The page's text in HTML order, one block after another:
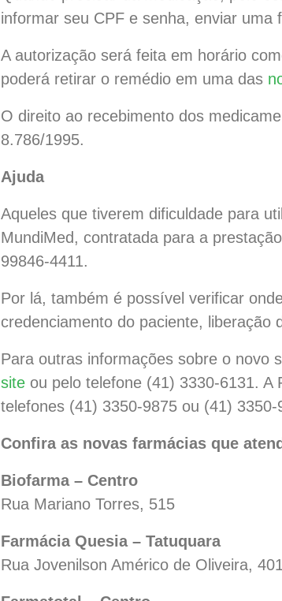
informar seu CPF e senha, enviar uma
A autorização será feita em horário
poderá retirar o remédio em uma das
O direito ao recebimento dos
8.786/1995.
Ajuda
Aqueles que tiverem dificuldade para
MundiMed, contratada para a
99846-4411.
Por lá, também é possível verificar
credenciamento do paciente, liberação
Para outras informações sobre o novo
site ou pelo telefone (41) 3330-6131.
telefones (41) 3350-9875 ou (41) 3350-
Confira as novas farmácias que
Biofarma – Centro
Rua Mariano Torres, 515
Farmácia Quesia – Tatuquara
Rua Jovenilson Américo de Oliveira, 401